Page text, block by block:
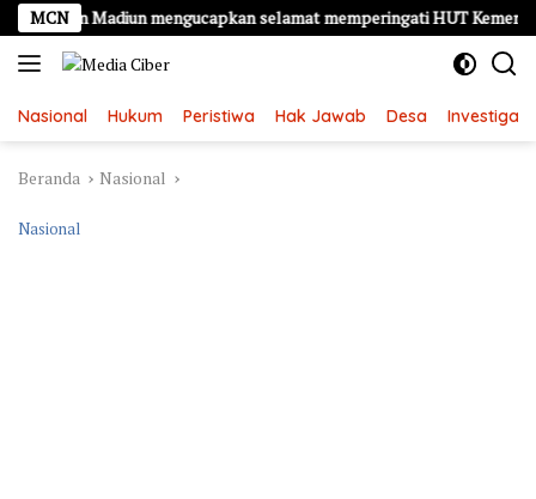
Langsung
ke
konten
MCN
Madiun mengucapkan selamat memperingati HUT Kemerdekaan RI
Nasional Hukum Peristiwa Hak Jawab Desa Investigasi
Beranda Nasional
Nasional